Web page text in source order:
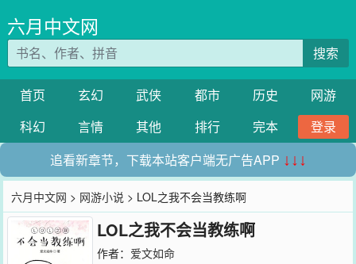
六月中文网
搜索
首页 玄幻 武侠 都市 历史
网游
科幻
言情 其他 排行 完本
登录
追看新章节，下载本站客户端无广告APP ↓↓↓
六月中文网 > 网游小说 > LOL之我不会当教练啊
LOL之我不会当教练啊
作者： 爱文如命